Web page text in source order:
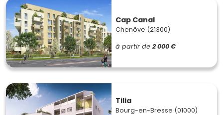
Cap Canal
Chenôve (21300)
à partir de 2 000 €
Tilia
Bourg-en-Bresse (01000)